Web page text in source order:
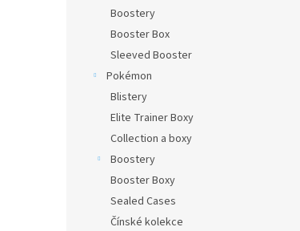
Boostery
Booster Box
Sleeved Booster
Pokémon
Blistery
Elite Trainer Boxy
Collection a boxy
Boostery
Booster Boxy
Sealed Cases
Čínské kolekce